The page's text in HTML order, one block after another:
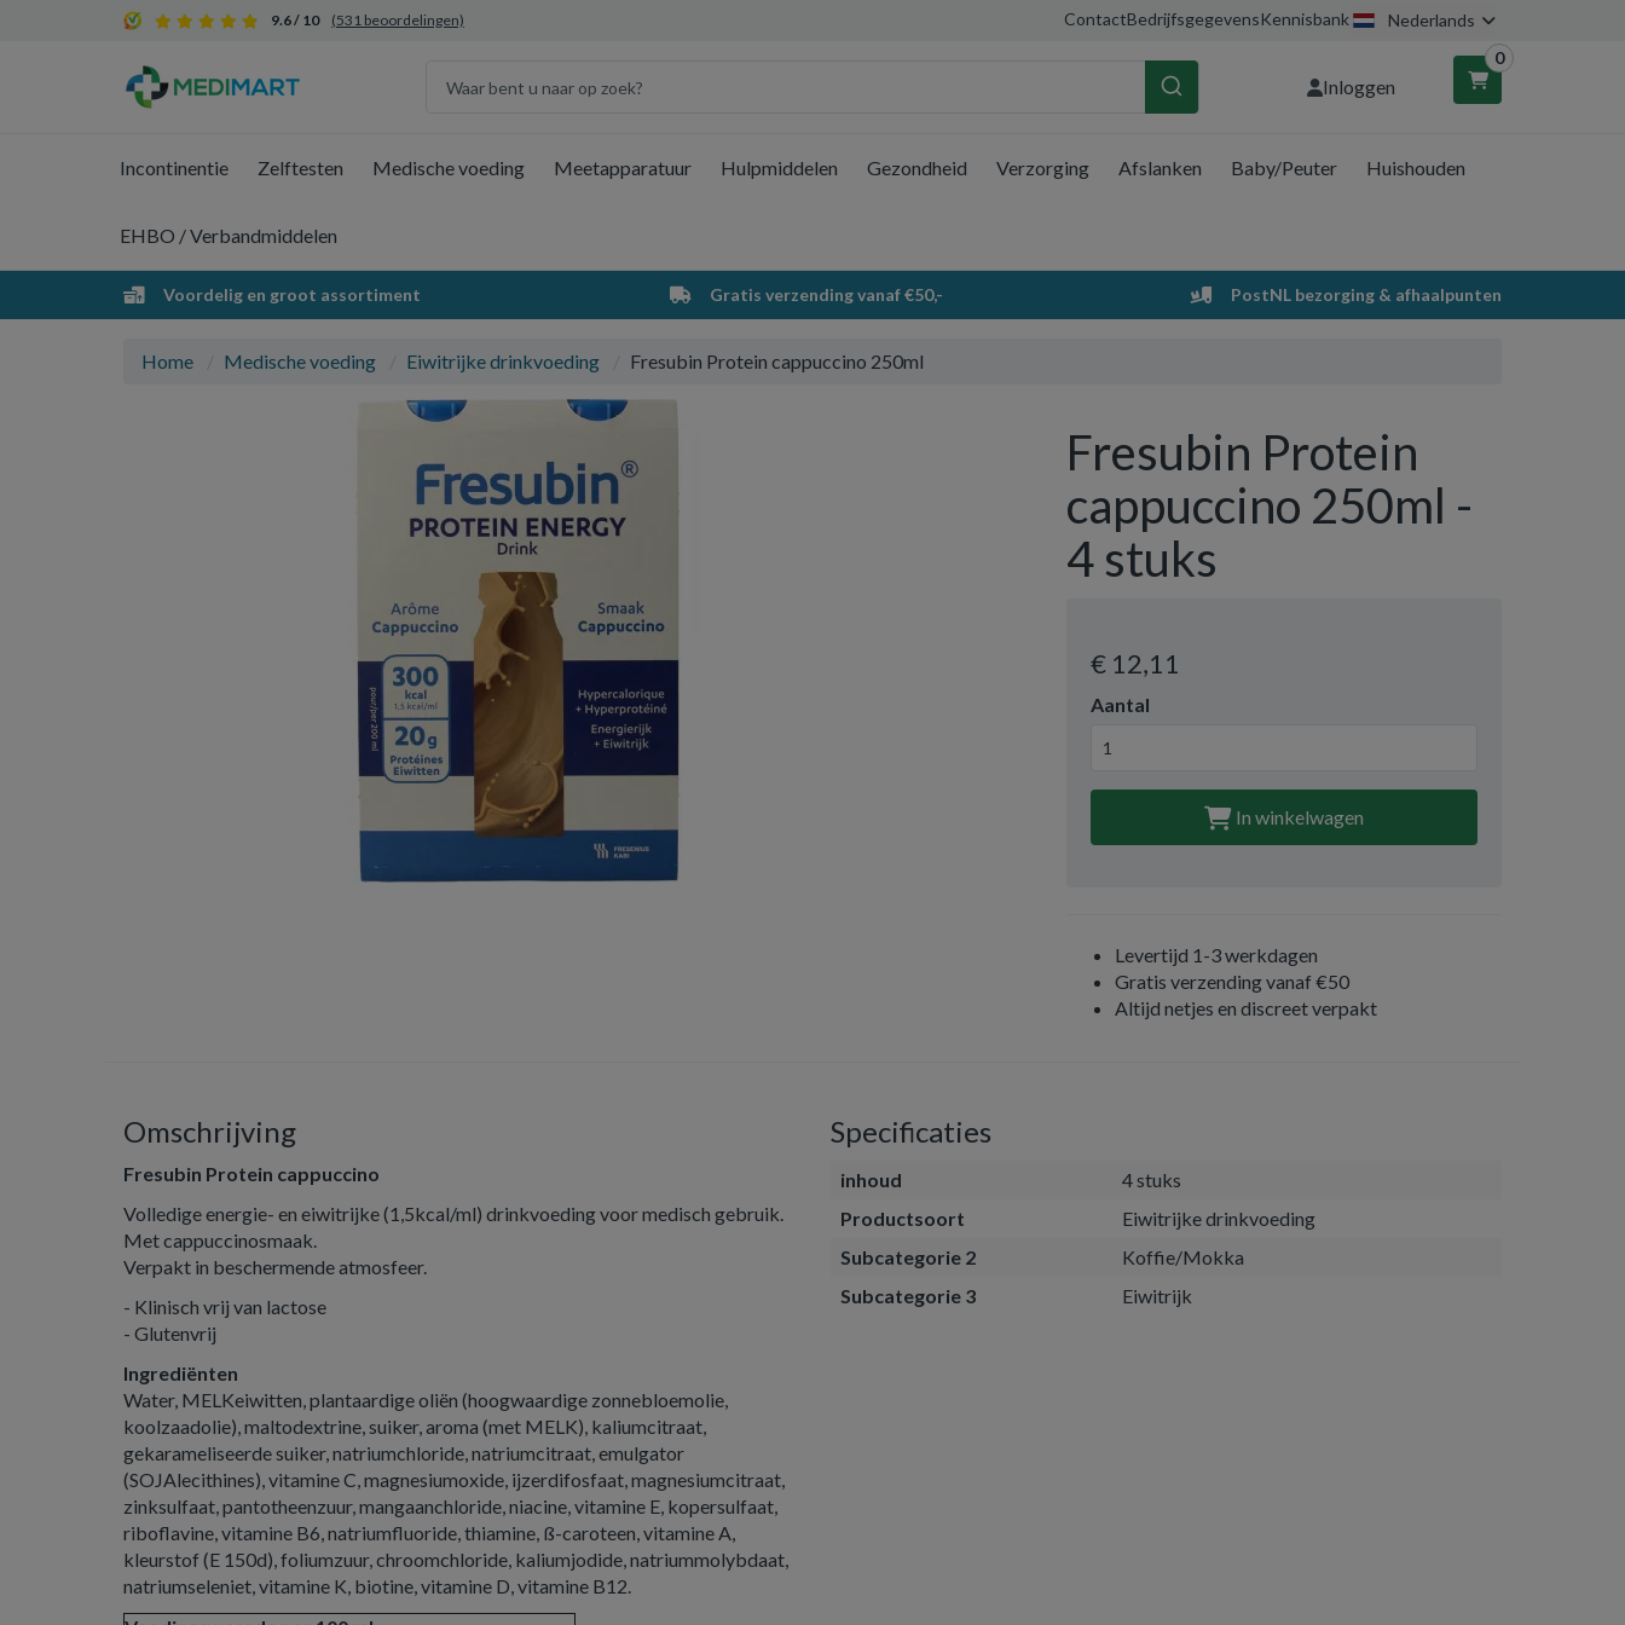
9.6 / 10 (531 beoordelingen) ContactBedrijfsgegevensKennisbank Nederlands
Inloggen
0
Winkelwagen
Uw winkelwagen is leeg.
Vul hem met producten.
Incontinentie Zelftesten Medische voeding Meetapparatuur Hulpmiddelen Gezondheid Verzorging Afslanken Baby/Peuter Huishouden
EHBO / Verbandmiddelen
Voordelig en groot assortiment Gratis verzending vanaf €50,- PostNL bezorging & afhaalpunten
Home Medische voeding Eiwitrijke drinkvoeding Fresubin Protein cappuccino 250ml
Fresubin Protein
cappuccino 250ml -
4 stuks
€ 12,11
Aantal
In winkelwagen
Levertijd 1-3 werkdagen
Gratis verzending vanaf €50
Altijd netjes en discreet verpakt
Omschrijving
Fresubin Protein cappuccino
Volledige energie- en eiwitrijke (1,5kcal/ml) drinkvoeding voor medisch gebruik.
Met cappuccinosmaak.
Verpakt in beschermende atmosfeer.
- Klinisch vrij van lactose
- Glutenvrij
Ingrediënten
Water, MELKeiwitten, plantaardige oliën (hoogwaardige zonnebloemolie,
koolzaadolie), maltodextrine, suiker, aroma (met MELK), kaliumcitraat,
gekarameliseerde suiker, natriumchloride, natriumcitraat, emulgator
(SOJAlecithines), vitamine C, magnesiumoxide, ijzerdifosfaat, magnesiumcitraat,
zinksulfaat, pantotheenzuur, mangaanchloride, niacine, vitamine E, kopersulfaat,
riboflavine, vitamine B6, natriumfluoride, thiamine, ß-caroteen, vitamine A,
kleurstof (E 150d), foliumzuur, chroomchloride, kaliumjodide, natriummolybdaat,
natriumseleniet, vitamine K, biotine, vitamine D, vitamine B12.
Specificaties
inhoud
4 stuks
Productsoort
Eiwitrijke drinkvoeding
Subcategorie 2
Koffie/Mokka
Subcategorie 3
Eiwitrijk